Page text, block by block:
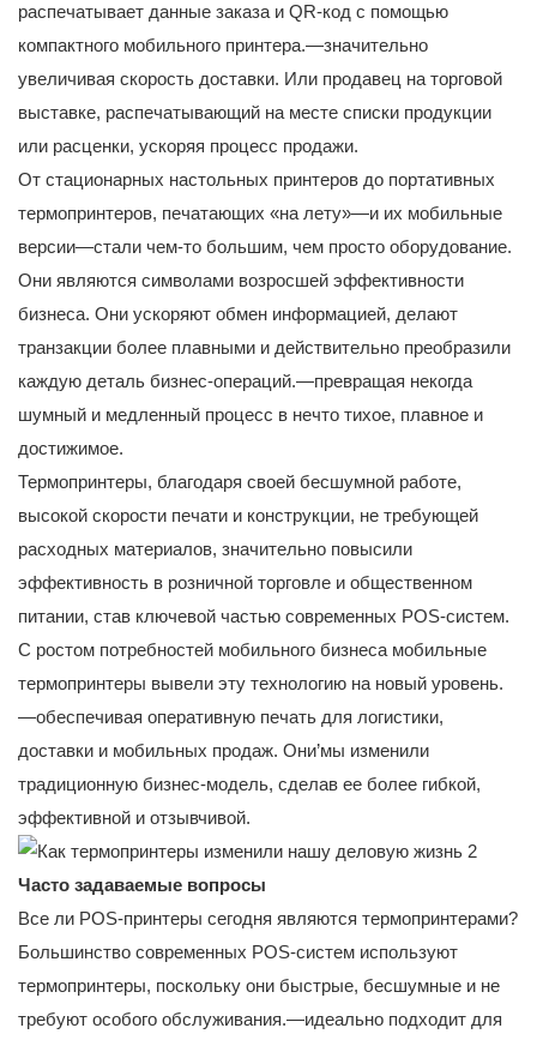
распечатывает данные заказа и QR-код с помощью
компактного мобильного принтера.—значительно
увеличивая скорость доставки. Или продавец на торговой
выставке, распечатывающий на месте списки продукции
или расценки, ускоряя процесс продажи.
От стационарных настольных принтеров до портативных
термопринтеров, печатающих «на лету»—и их мобильные
версии—стали чем-то большим, чем просто оборудование.
Они являются символами возросшей эффективности
бизнеса. Они ускоряют обмен информацией, делают
транзакции более плавными и действительно преобразили
каждую деталь бизнес-операций.—превращая некогда
шумный и медленный процесс в нечто тихое, плавное и
достижимое.
Термопринтеры, благодаря своей бесшумной работе,
высокой скорости печати и конструкции, не требующей
расходных материалов, значительно повысили
эффективность в розничной торговле и общественном
питании, став ключевой частью современных POS-систем.
С ростом потребностей мобильного бизнеса мобильные
термопринтеры вывели эту технологию на новый уровень.
—обеспечивая оперативную печать для логистики,
доставки и мобильных продаж. Они’мы изменили
традиционную бизнес-модель, сделав ее более гибкой,
эффективной и отзывчивой.
Часто задаваемые вопросы
Все ли POS-принтеры сегодня являются термопринтерами?
Большинство современных POS-систем используют
термопринтеры, поскольку они быстрые, бесшумные и не
требуют особого обслуживания.—идеально подходит для